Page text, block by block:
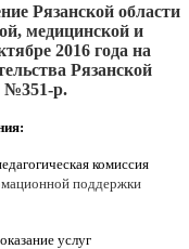
Рязанской области
медицинской и
2016года на
Рязанской
№351-р.
комиссия
поддержки
услуг